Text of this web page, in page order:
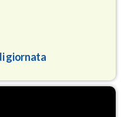
giornata